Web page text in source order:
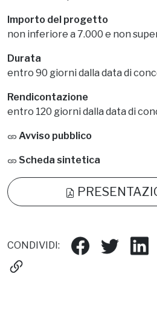
Importo del progetto
non inferiore a 7.000 e non
Durata
entro 90 giorni dalla data di
Rendicontazione
entro 120 giorni dalla data di
Avviso pubblico
Scheda sintetica
CONDIVIDI: